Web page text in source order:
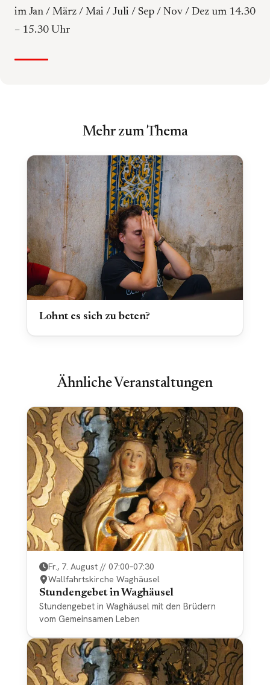
im Jan / März / Mai / Juli / Sep / Nov / Dez um 14.30
– 15.30 Uhr
Mehr zum Thema
Lohnt es sich zu beten?
Ähnliche Veranstaltungen
Fr., 7. August // 07:00–07:30
Wallfahrtskirche Waghäusel
Stundengebet in Waghäusel
Stundengebet in Waghäusel mit den Brüdern
vom Gemeinsamen Leben